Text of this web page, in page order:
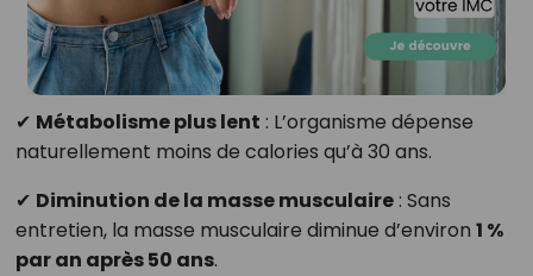
✔ Métabolisme plus lent : L’organisme dépense
naturellement moins de calories qu’à 30 ans.
✔ Diminution de la masse musculaire: Sans
entretien, la masse musculaire diminue d’environ 1 %
par an après 50 ans.